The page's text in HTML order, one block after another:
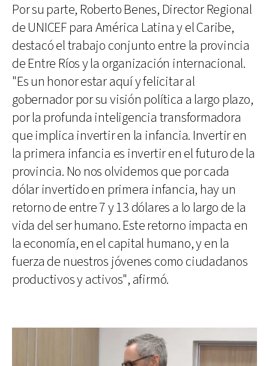
Por su parte, Roberto Benes, Director Regional
de UNICEF para América Latina y el Caribe,
destacó el trabajo conjunto entre la provincia
de Entre Ríos y la organización internacional.
"Es un honor estar aquí y felicitar al
gobernador por su visión política a largo plazo,
por la profunda inteligencia transformadora
que implica invertir en la infancia. Invertir en
la primera infancia es invertir en el futuro de la
provincia. No nos olvidemos que por cada
dólar invertido en primera infancia, hay un
retorno de entre 7 y 13 dólares a lo largo de la
vida del ser humano. Este retorno impacta en
la economía, en el capital humano, y en la
fuerza de nuestros jóvenes como ciudadanos
productivos y activos", afirmó.